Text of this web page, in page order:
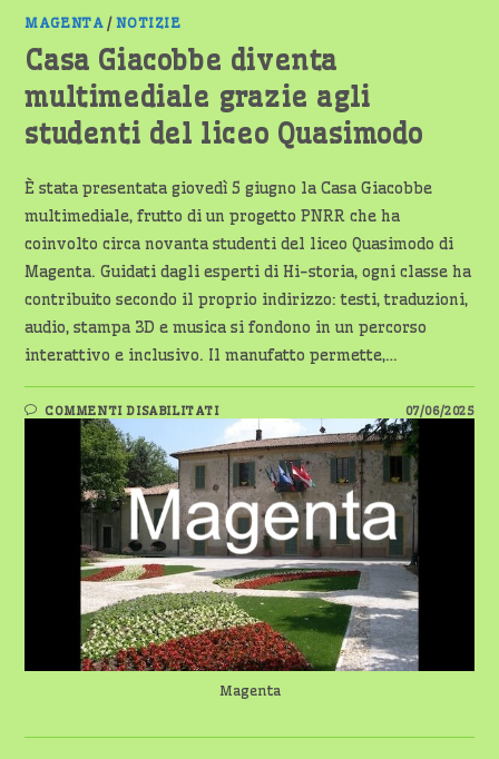
MAGENTA/NOTIZIE
Casa Giacobbe diventa
multimediale grazie agli
studenti del liceo Quasimodo
È stata presentata giovedì 5 giugno la Casa Giacobbe
multimediale, frutto di un progetto PNRR che ha
coinvolto circa novanta studenti del liceo Quasimodo di
Magenta. Guidati dagli esperti di Hi-storia, ogni classe ha
contribuito secondo il proprio indirizzo: testi, traduzioni,
audio, stampa 3D e musica si fondono in un percorso
interattivo e inclusivo. Il manufatto permette,…
COMMENTI DISABILITATISU
CASA
GIACOBBE
DIVENTA
MULTIMEDIALE
GRAZIE
AGLI
STUDENTI
DEL
LICEO
QUASIMODO
07/06/2025
Magenta